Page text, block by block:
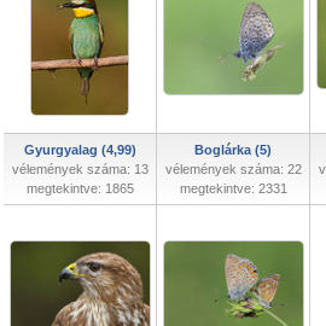
Gyurgyalag (4,99)
vélemények száma: 13
megtekintve: 1865
Boglárka (5)
vélemények száma: 22
megtekintve: 2331